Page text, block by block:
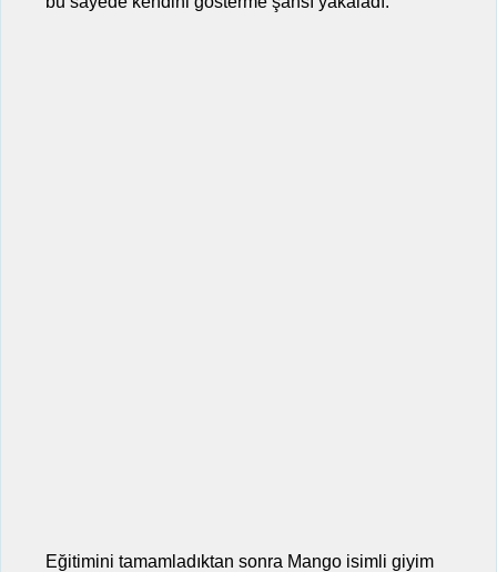
Eğitimini tamamladıktan sonra Mango isimli giyim